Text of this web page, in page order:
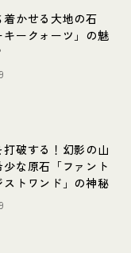
着かせる大地の石
キークォーツ」の魅
打破する！幻影の山
少な原石「ファント
ストワンド」の神秘